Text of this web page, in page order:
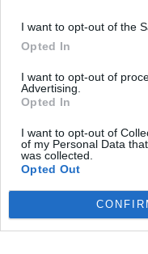
I want to opt-out of the
Opted In
I want to opt-out of
Advertising.
Opted In
I want to opt-out of
of my Personal Data
was collected.
Opted Out